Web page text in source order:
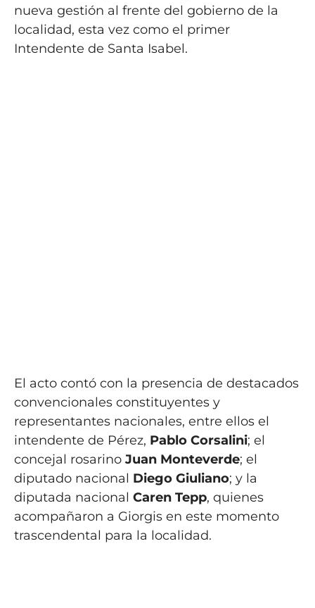
nueva gestión al frente del gobierno de la
localidad, esta vez como el primer
Intendente de Santa Isabel.
El acto contó con la presencia de destacados
convencionales constituyentes y
representantes nacionales, entre ellos el
intendente de Pérez, Pablo Corsalini; el
concejal rosarino Juan Monteverde; el
diputado nacional Diego Giuliano; y la
diputada nacional Caren Tepp, quienes
acompañaron a Giorgis en este momento
trascendental para la localidad.